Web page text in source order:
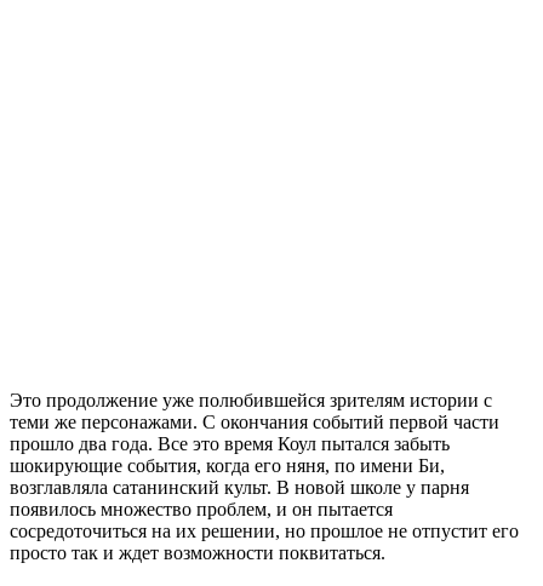
Это продолжение уже полюбившейся зрителям истории с
теми же персонажами. С окончания событий первой части
прошло два года. Все это время Коул пытался забыть
шокирующие события, когда его няня, по имени Би,
возглавляла сатанинский культ. В новой школе у парня
появилось множество проблем, и он пытается
сосредоточиться на их решении, но прошлое не отпустит его
просто так и ждет возможности поквитаться.